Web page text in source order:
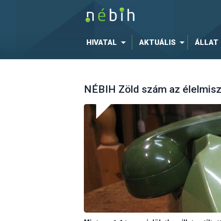
HIVATAL AKTUÁLIS ÁLLAT
NÉBIH Zöld szám az